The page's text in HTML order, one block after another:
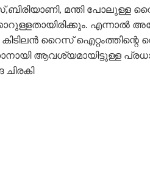
മന്തി പോലുള്ള
റൈസ് ഐറ്റംത്തിന്റെ
ആവശ്യമായിട്ടുള്ള